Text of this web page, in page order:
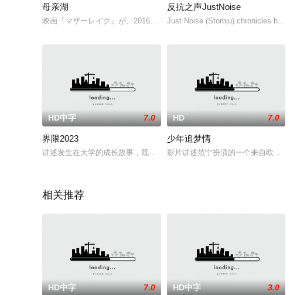
母亲湖
映画『マザーレイク』が、2016年夏に公開される。同作は、世界的な写
反抗之声JustNoise
Just Noise (Storbju) chronicles how
HD中字 7.0
界限2023
讲述发生在大学的成长故事，既包含了年轻时的狂热兴奋，也包含了生活
HD 7.0
少年追梦情
影片讲述范宁扮演的一个来自欧洲
相关推荐
HD中字 7.0 HD中字 3.0